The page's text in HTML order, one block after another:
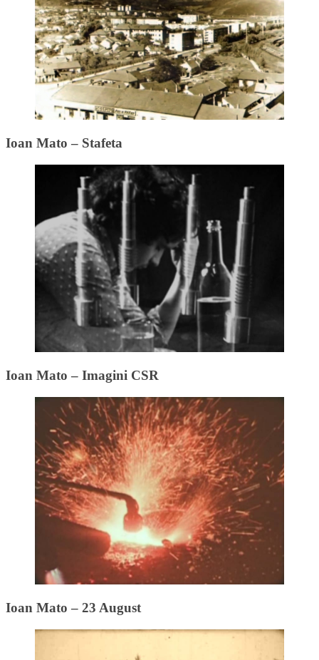
Ioan Mato – Stafeta
Ioan Mato – Imagini CSR
Ioan Mato – 23 August